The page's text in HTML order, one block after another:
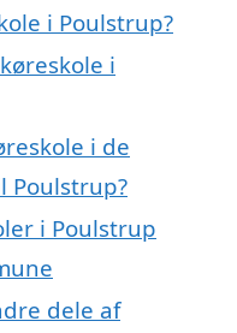
i Poulstrup?
i
i de
Poulstrup?
i Poulstrup
dele af